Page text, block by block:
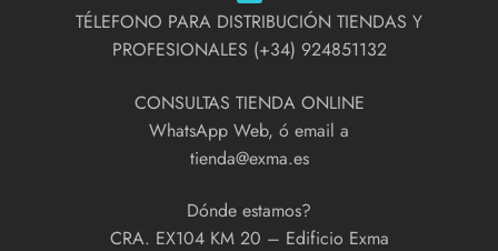
TÉLEFONO PARA DISTRIBUCIÓN TIENDAS Y
PROFESIONALES (+34) 924851132
CONSULTAS TIENDA ONLINE
WhatsApp Web, ó email a
tienda@exma.es
Dónde estamos?
CRA. EX104 KM 20 – Edificio Exma